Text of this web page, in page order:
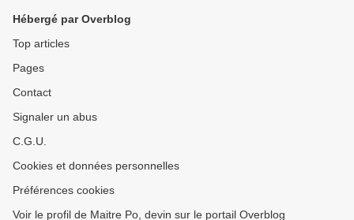
Hébergé par Overblog
Top articles
Pages
Contact
Signaler un abus
C.G.U.
Cookies et données personnelles
Préférences cookies
Voir le profil de Maitre Po, devin sur le portail Overblog